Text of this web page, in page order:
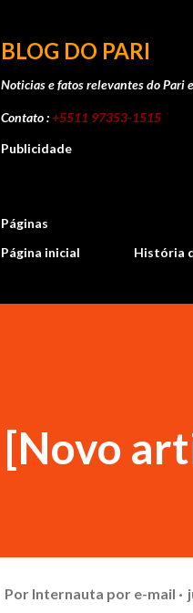
BLOG DO PARI
Noticias e fatos relevantes do Pari
Contato :+5511 97353-1515
Publicidade
Páginas
Página inicial
História
[Novo
Por Internauta por e-mail